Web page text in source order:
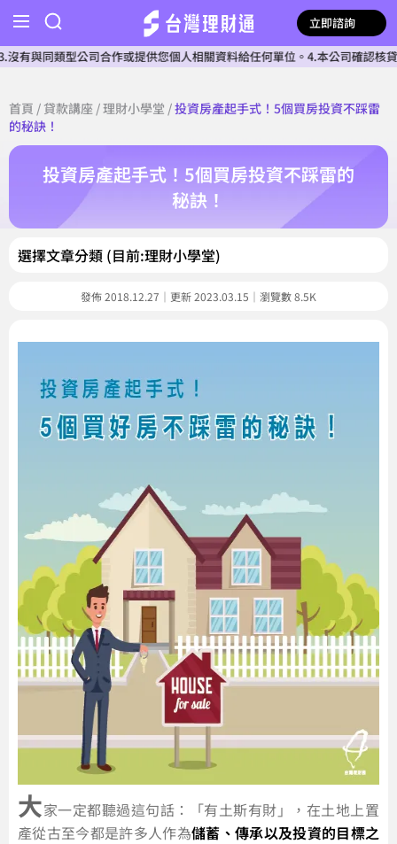
立即諮詢
合作或提供您個人相關資料給任何單位。4.本公司確認核貸前不會收費。
首頁 / 貸款講座 /理財小學堂 /投資房產起手式！5個買房投資不踩雷
的秘訣！
投資房產起手式！5個買房投資不踩雷的
秘訣！
選擇文章分類 (目前:理財小學堂)
發佈 2018.12.27｜更新 2023.03.15｜瀏覽數 8.5K
大家一定都聽過這句話：「有土斯有財」，在土地上置
產從古至今都是許多人作為儲蓄、傳承以及投資的目標之